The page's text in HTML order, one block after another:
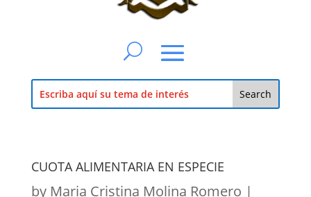
CUOTA ALIMENTARIA EN ESPECIE
by Maria Cristina Molina Romero |